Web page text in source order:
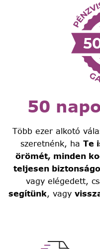
50
Több ezer alkotó
szeretnénk, ha Te
örömét, minden
teljesen
vagy elégedett,
segítünk, vagy